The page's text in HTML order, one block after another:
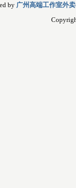
by 广州高端工作室外